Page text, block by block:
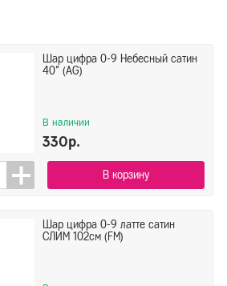
Шар цифра 0-9 Небесный сатин
40" (AG)
В наличии
330р.
В корзину
Шар цифра 0-9 латте сатин
СЛИМ 102см (FM)